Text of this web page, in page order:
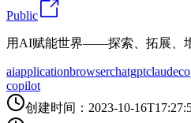
Public
用AI赋能世界——探索、拓展、
aiapplicationbrowserchatgptclaude
copilot
创建时间 ： 2023-10-